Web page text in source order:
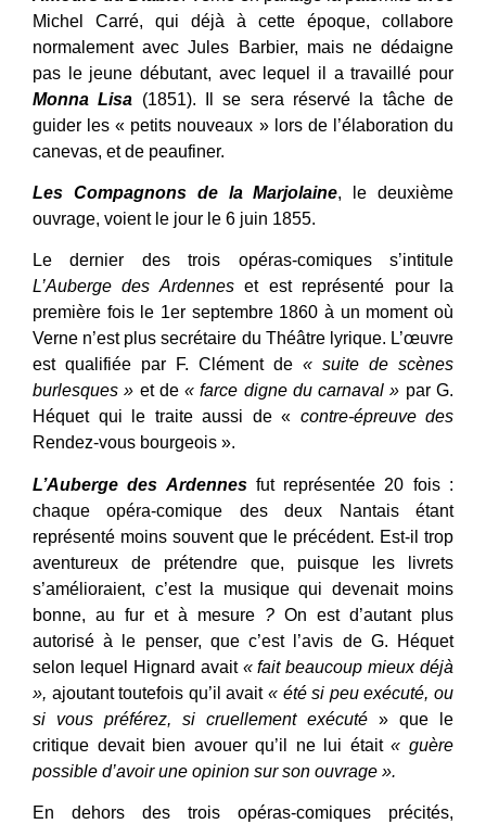
Michel Carré, qui déjà à cette époque, collabore
normalement avec Jules Barbier, mais ne dédaigne
pas le jeune débutant, avec lequel il a travaillé pour
Monna Lisa (1851). Il se sera réservé la tâche de
guider les « petits nouveaux » lors de l’élaboration du
canevas, et de peaufiner.
Les Compagnons de la Marjolaine, le deuxième
ouvrage, voient le jour le 6 juin 1855.
Le dernier des trois opéras-comiques s’intitule
L’Auberge des Ardenneset est représenté pour la
première fois le 1er septembre 1860 à un moment où
Verne n’est plus secrétaire du Théâtre lyrique. L’œuvre
est qualifiée par F. Clément de « suite de scènes
burlesques » et de« farce digne du carnaval » par G.
Héquet qui le traite aussi de « contre-épreuve des
Rendez-vous bourgeois ».
L’Auberge des Ardennesfut représentée 20 fois :
chaque opéra-comique des deux Nantais étant
représenté moins souvent que le précédent. Est-il trop
aventureux de prétendre que, puisque les livrets
s’amélioraient, c’est la musique qui devenait moins
bonne, au fur et à mesure ? On est d’autant plus
autorisé à le penser, que c’est l’avis de G. Héquet
selon lequel Hignard avait « fait beaucoup mieux déjà
», ajoutant toutefois qu’il avait « été si peu exécuté, ou
si vous préférez, si cruellement exécuté » que le
critique devait bien avouer qu’il ne lui était« guère
possible d’avoir une opinion sur son ouvrage ».
En dehors des trois opéras-comiques précités,